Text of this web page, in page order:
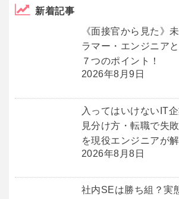
新着記事
《面接官から見た》
ラマー・エンジニア
７つのポイント！
2026年8月9日
入ってはいけないIT
見分け方・転職で失
を現役エンジニアが
2026年8月8日
社内SEは勝ち組？実